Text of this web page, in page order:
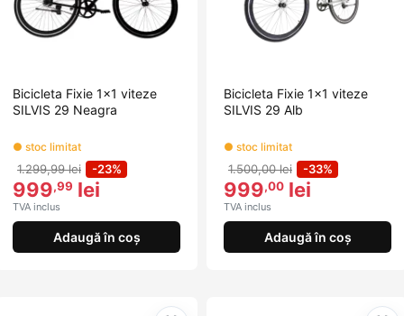
Bicicleta Fixie 1x1 viteze
SILVIS 29 Neagra
● stoc limitat
1.299,99 lei -23%
999,99 lei
TVA inclus
Adaugă în coș
Bicicleta Fixie 1x1 viteze
SILVIS 29 Alb
● stoc limitat
1.500,00 lei -33%
999,00 lei
TVA inclus
Adaugă în coș